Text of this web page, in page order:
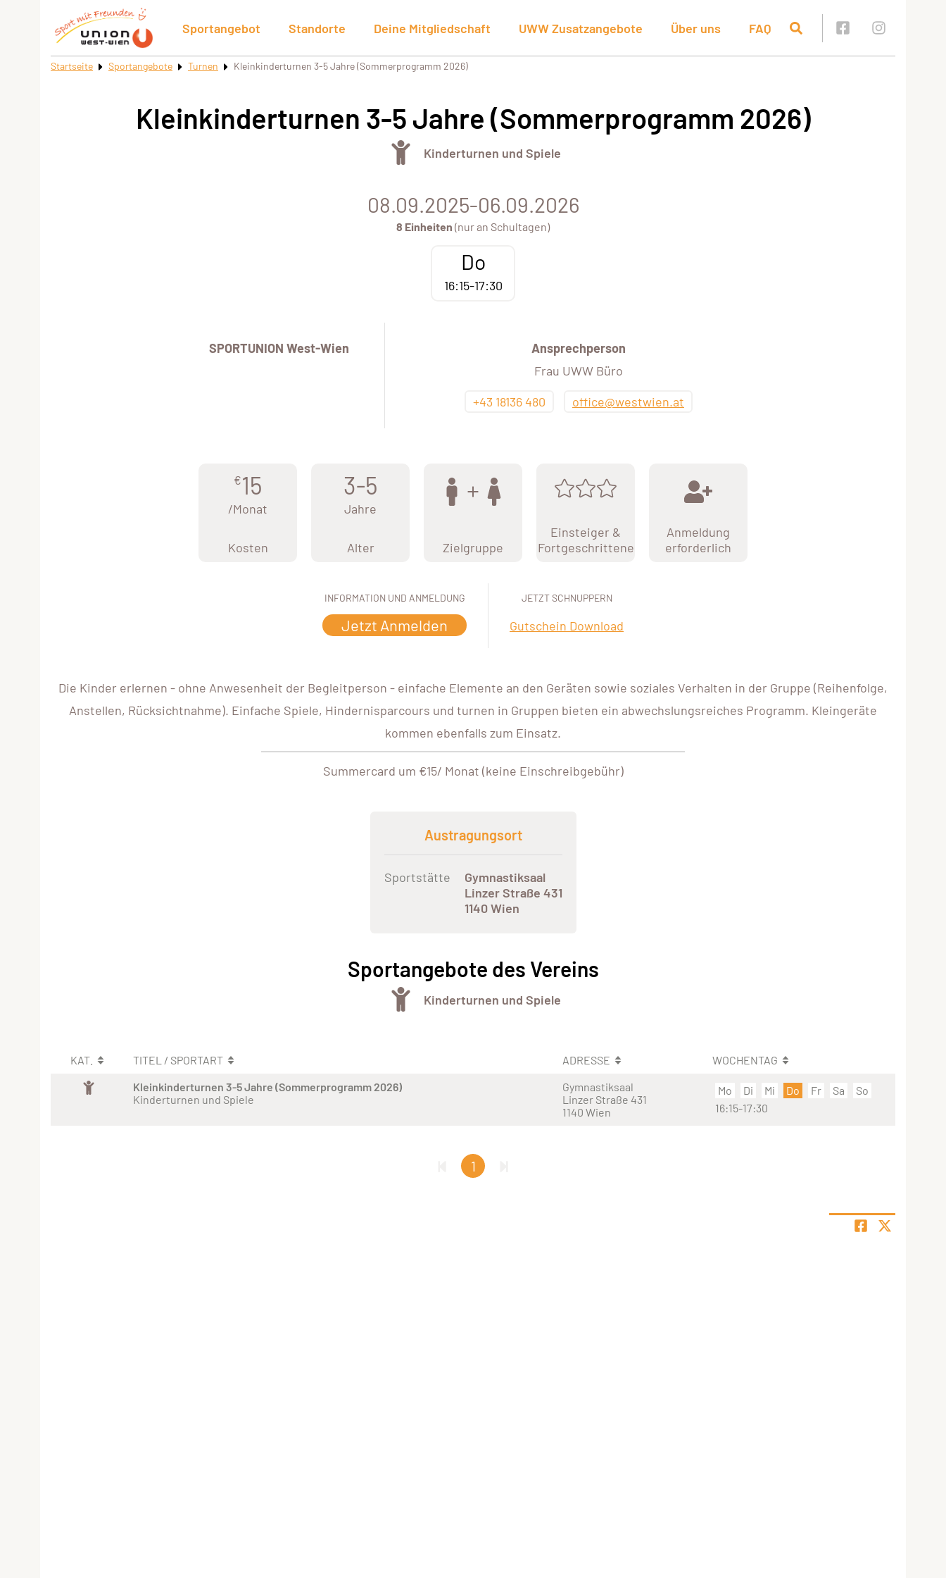
Sportangebot Standorte Deine Mitgliedschaft UWW Zusatzangebote Über uns FAQ
Startseite Sportangebote Turnen Kleinkinderturnen 3-5 Jahre (Sommerprogramm 2026)
Kleinkinderturnen 3-5 Jahre (Sommerprogramm 2026)
Kinderturnen und Spiele
08.09.2025-06.09.2026
8 Einheiten (nur an Schultagen)
Do
16:15-17:30
SPORTUNION West-Wien
Ansprechperson
Frau UWW Büro
+43 18136 480
office@westwien.at
€15
/Monat
Kosten
3-5
Jahre
Alter Zielgruppe
Einsteiger &
Fortgeschrittene
Anmeldung
erforderlich
INFORMATION UND ANMELDUNG
Jetzt Anmelden
JETZT SCHNUPPERN
Gutschein Download
Die Kinder erlernen - ohne Anwesenheit der Begleitperson - einfache Elemente an den Geräten sowie soziales Verhalten in der Gruppe (Reihenfolge,
Anstellen, Rücksichtnahme). Einfache Spiele, Hindernisparcours und turnen in Gruppen bieten ein abwechslungsreiches Programm. Kleingeräte
kommen ebenfalls zum Einsatz.
Summercard um €15/ Monat (keine Einschreibgebühr)
Austragungsort
Sportstätte
Gymnastiksaal
Linzer Straße 431
1140 Wien
Sportangebote des Vereins
Kinderturnen und Spiele
KAT. TITEL / SPORTART ADRESSE
WOCHENTAG
Kleinkinderturnen 3-5 Jahre (Sommerprogramm 2026)
Kinderturnen und Spiele
Gymnastiksaal
Linzer Straße 431
1140 Wien
Mo Di Mi Do Fr Sa
So
16:15-17:30
1